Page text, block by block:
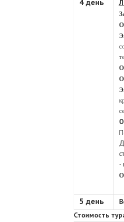
4 день
-
5 день
Стоимость